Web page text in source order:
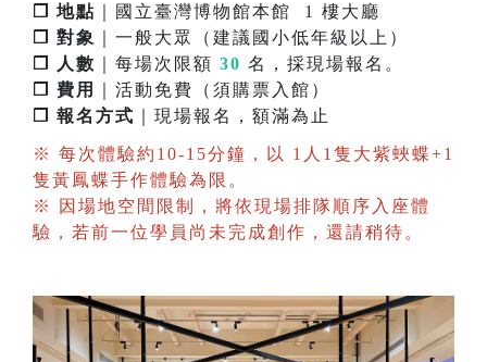
❐ 地點 ｜國立臺灣博物館本館 1 樓大廳
❐ 對象
｜一般大眾（建議國小低年級以上）
❐ 人數
｜每場次限額 30 名，採現場報名。
❐ 費用
｜活動免費（須購票入館）
❐ 報名方式
｜現場報名，額滿為止
※ 每次體驗約10-15分鐘，以 1人1隻大紫蛺蝶+1
隻黃鳳蝶手作體驗為限。
※ 因場地空間限制，將依現場排隊順序入座體
驗，若前一位學員尚未完成創作，還請稍待。